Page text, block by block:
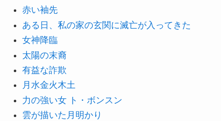
赤い袖先
ある日、私の家の玄関に滅亡が入ってきた
女神降臨
太陽の末裔
有益な詐欺
月水金火木土
力の強い女 ト・ボンスン
雲が描いた月明かり